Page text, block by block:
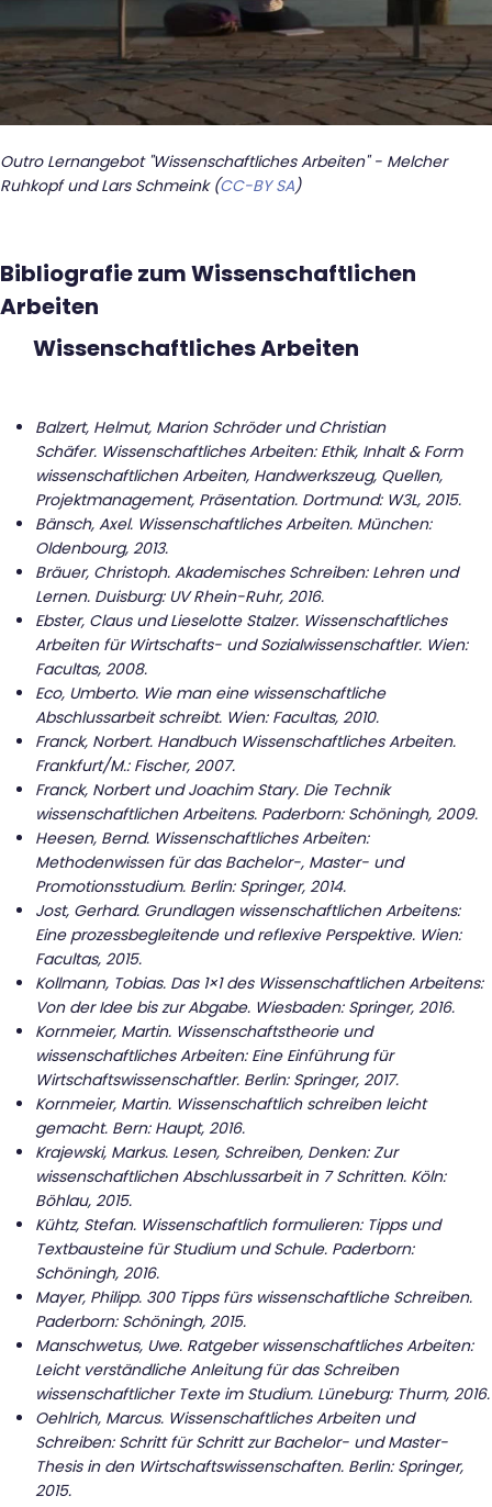
Outro Lernangebot "Wissenschaftliches Arbeiten" - Melcher
Ruhkopf und Lars Schmeink (CC-BY SA)
Bibliografie zum Wissenschaftlichen
Arbeiten
Wissenschaftliches Arbeiten
Balzert, Helmut, Marion Schröder und Christian
Schäfer. Wissenschaftliches Arbeiten: Ethik, Inhalt & Form
wissenschaftlichen Arbeiten, Handwerkszeug, Quellen,
Projektmanagement, Präsentation. Dortmund: W3L, 2015.
Bänsch, Axel. Wissenschaftliches Arbeiten. München:
Oldenbourg, 2013.
Bräuer, Christoph. Akademisches Schreiben: Lehren und
Lernen. Duisburg: UV Rhein-Ruhr, 2016.
Ebster, Claus und Lieselotte Stalzer. Wissenschaftliches
Arbeiten für Wirtschafts- und Sozialwissenschaftler. Wien:
Facultas, 2008.
Eco, Umberto. Wie man eine wissenschaftliche
Abschlussarbeit schreibt. Wien: Facultas, 2010.
Franck, Norbert. Handbuch Wissenschaftliches Arbeiten.
Frankfurt/M.: Fischer, 2007.
Franck, Norbert und Joachim Stary. Die Technik
wissenschaftlichen Arbeitens. Paderborn: Schöningh, 2009.
Heesen, Bernd. Wissenschaftliches Arbeiten:
Methodenwissen für das Bachelor-, Master- und
Promotionsstudium. Berlin: Springer, 2014.
Jost, Gerhard. Grundlagen wissenschaftlichen Arbeitens:
Eine prozessbegleitende und reflexive Perspektive. Wien:
Facultas, 2015.
Kollmann, Tobias. Das 1×1 des Wissenschaftlichen Arbeitens:
Von der Idee bis zur Abgabe. Wiesbaden: Springer, 2016.
Kornmeier, Martin. Wissenschaftstheorie und
wissenschaftliches Arbeiten: Eine Einführung für
Wirtschaftswissenschaftler. Berlin: Springer, 2017.
Kornmeier, Martin. Wissenschaftlich schreiben leicht
gemacht. Bern: Haupt, 2016.
Krajewski, Markus. Lesen, Schreiben, Denken: Zur
wissenschaftlichen Abschlussarbeit in 7 Schritten. Köln:
Böhlau, 2015.
Kühtz, Stefan. Wissenschaftlich formulieren: Tipps und
Textbausteine für Studium und Schule. Paderborn:
Schöningh, 2016.
Mayer, Philipp. 300 Tipps fürs wissenschaftliche Schreiben.
Paderborn: Schöningh, 2015.
Manschwetus, Uwe. Ratgeber wissenschaftliches Arbeiten:
Leicht verständliche Anleitung für das Schreiben
wissenschaftlicher Texte im Studium. Lüneburg: Thurm, 2016.
Oehlrich, Marcus. Wissenschaftliches Arbeiten und
Schreiben: Schritt für Schritt zur Bachelor- und Master-
Thesis in den Wirtschaftswissenschaften. Berlin: Springer,
2015.